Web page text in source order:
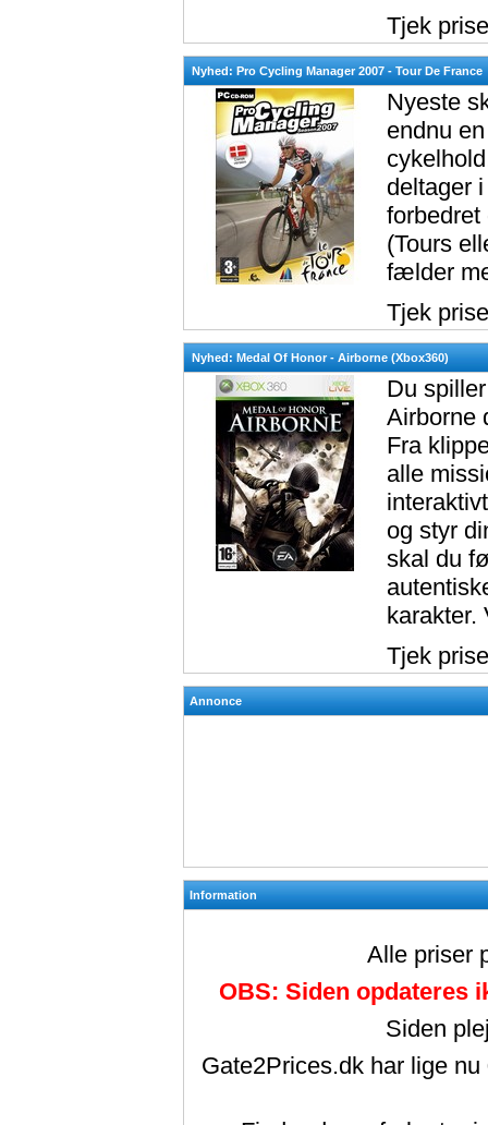
Tjek
Nyhed: Pro Cycling Manager 2007 - Tour De France
Nyeste
endnu
deltager
forbedret
(Tours
fælder
Tjek
Nyhed: Medal Of Honor - Airborne (Xbox360)
Du
Airborne
Fra
alle
og styr
skal du
karakter.
Tjek
Annonce
Information
Alle priser
OBS: Siden opdateres
Siden
Gate2Prices.dk har lige nu